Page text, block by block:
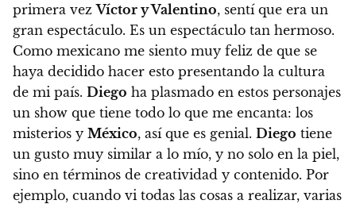
primera vezVíctor y Valentino, sentí que era un
gran espectáculo. Es un espectáculo tan hermoso.
Como mexicano me siento muy feliz de que se
haya decidido hacer esto presentando la cultura
de mi país. Diego ha plasmado en estos personajes
un show que tiene todo lo que me encanta: los
misterios y México, así que es genial. Diego tiene
un gusto muy similar a lo mío, y no solo en la piel,
sino en términos de creatividad y contenido. Por
ejemplo, cuando vi todas las cosas a realizar, varias